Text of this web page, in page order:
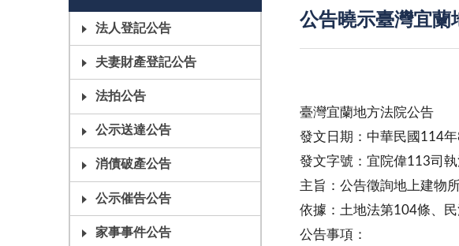
法人登記公告
夫妻財產登記公告
法拍公告
公示送達公告
消債破產公告
公示催告公告
家事事件公告
公告曉示臺灣宜
臺灣宜蘭地方法院公告
發文日期：中華民國114年
發文字號：宜院偉113司
主旨：公告徵詢地上建物
依據：土地法第104條、
公告事項：